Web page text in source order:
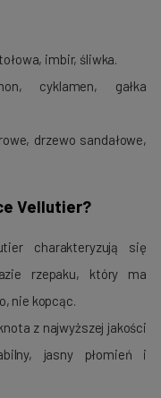
imbir, śliwka.
cyklamen, gałka
drzewo sandałowe,
Vellutier?
charakteryzują się
rzepaku, który ma
nie kopcąc.
z najwyższej jakości
jasny płomień i